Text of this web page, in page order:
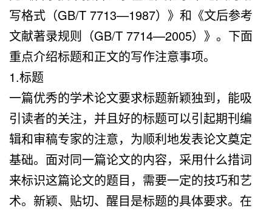
写格式（GB/T 7713—1987）》和《文后参考
文献著录规则（GB/T 7714—2005）》。下面
重点介绍标题和正文的写作注意事项。
1.标题
一篇优秀的学术论文要求标题新颖独到，能吸
引读者的关注，并且好的标题可以引起期刊编
辑和审稿专家的注意，为顺利地发表论文奠定
基础。面对同一篇论文的内容，采用什么措词
来标识这篇论文的题目，需要一定的技巧和艺
术。新颖、贴切、醒目是标题的具体要求。在